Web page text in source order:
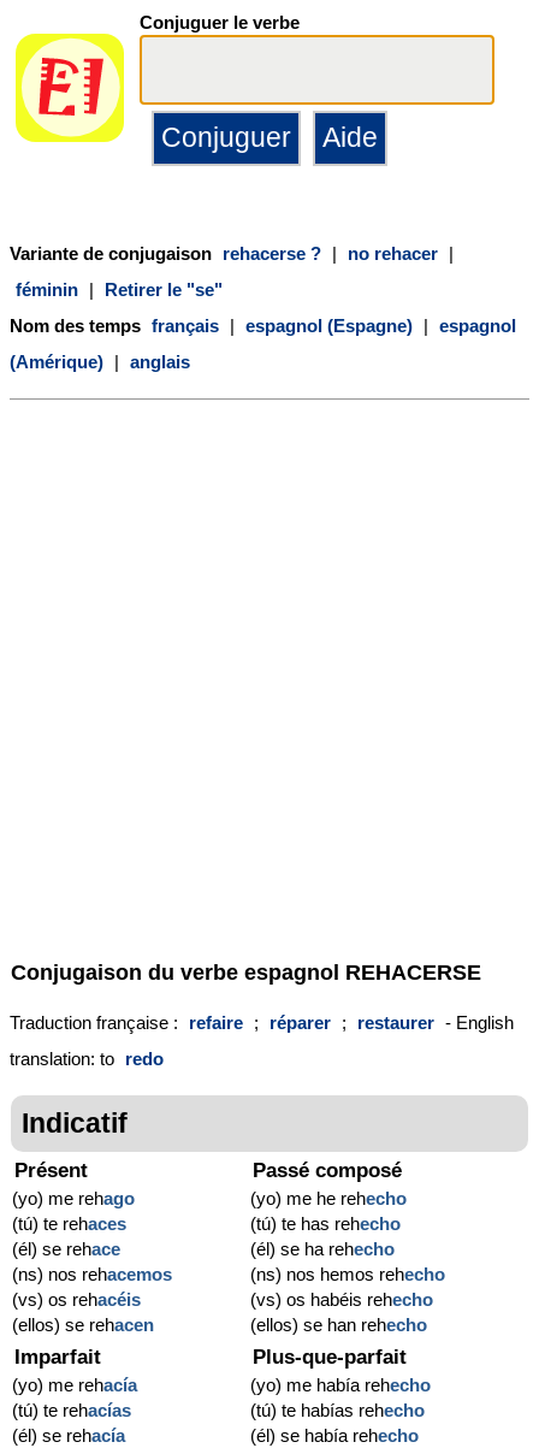
Conjuguer le verbe
Variante de conjugaison rehacerse ? | no rehacer |
féminin |
Retirer le "se"
Nom des temps français | espagnol (Espagne) | espagnol
(Amérique) | anglais
Conjugaison du verbe espagnol REHACERSE
Traduction française : refaire ; réparer ; restaurer - English
translation: to redo
Indicatif
Présent
(yo) me rehago
(tú) te rehaces
(él) se rehace
(ns) nos rehacemos
(vs) os rehacéis
(ellos) se rehacen
Passé composé
(yo) me he rehecho
(tú) te has rehecho
(él) se ha rehecho
(ns) nos hemos rehecho
(vs) os habéis rehecho
(ellos) se han rehecho
Imparfait
(yo) me rehacía
(tú) te rehacías
(él) se rehacía
Plus-que-parfait
(yo) me había rehecho
(tú) te habías rehecho
(él) se había rehecho